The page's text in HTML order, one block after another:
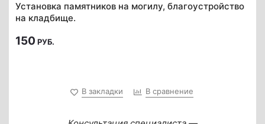
Установка памятников на могилу, благоустройство
на кладбище.
150 РУБ.
В закладки В сравнение